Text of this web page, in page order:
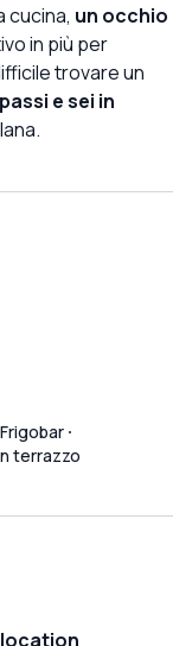
cucina, un occhio
in più per
trovare un
e sei in
Frigobar
terrazzo
location